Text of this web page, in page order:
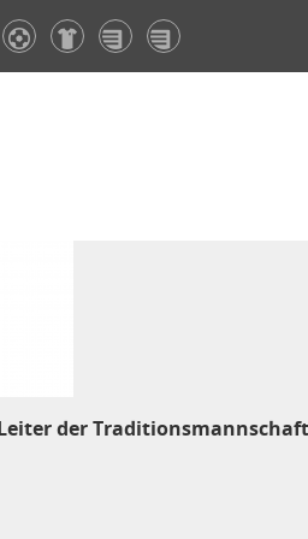
der Traditionsmannschaft